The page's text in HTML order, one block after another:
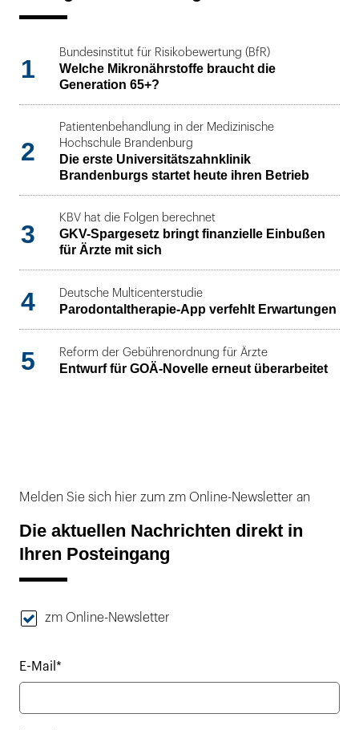
1
Bundesinstitut für Risikobewertung (BfR)
Welche Mikronährstoffe braucht die
Generation 65+?
2
Patientenbehandlung in der Medizinische
Hochschule Brandenburg
Die erste Universitätszahnklinik
Brandenburgs startet heute ihren Betrieb
3
KBV hat die Folgen berechnet
GKV-Spargesetz bringt finanzielle Einbußen
für Ärzte mit sich
4 Deutsche Multicenterstudie
Parodontaltherapie-App verfehlt Erwartungen
5 Reform der Gebührenordnung für Ärzte
Entwurf für GOÄ-Novelle erneut überarbeitet
Melden Sie sich hier zum zm Online-Newsletter an
Die aktuellen Nachrichten direkt in
Ihren Posteingang
zm Online-Newsletter
E-Mail*